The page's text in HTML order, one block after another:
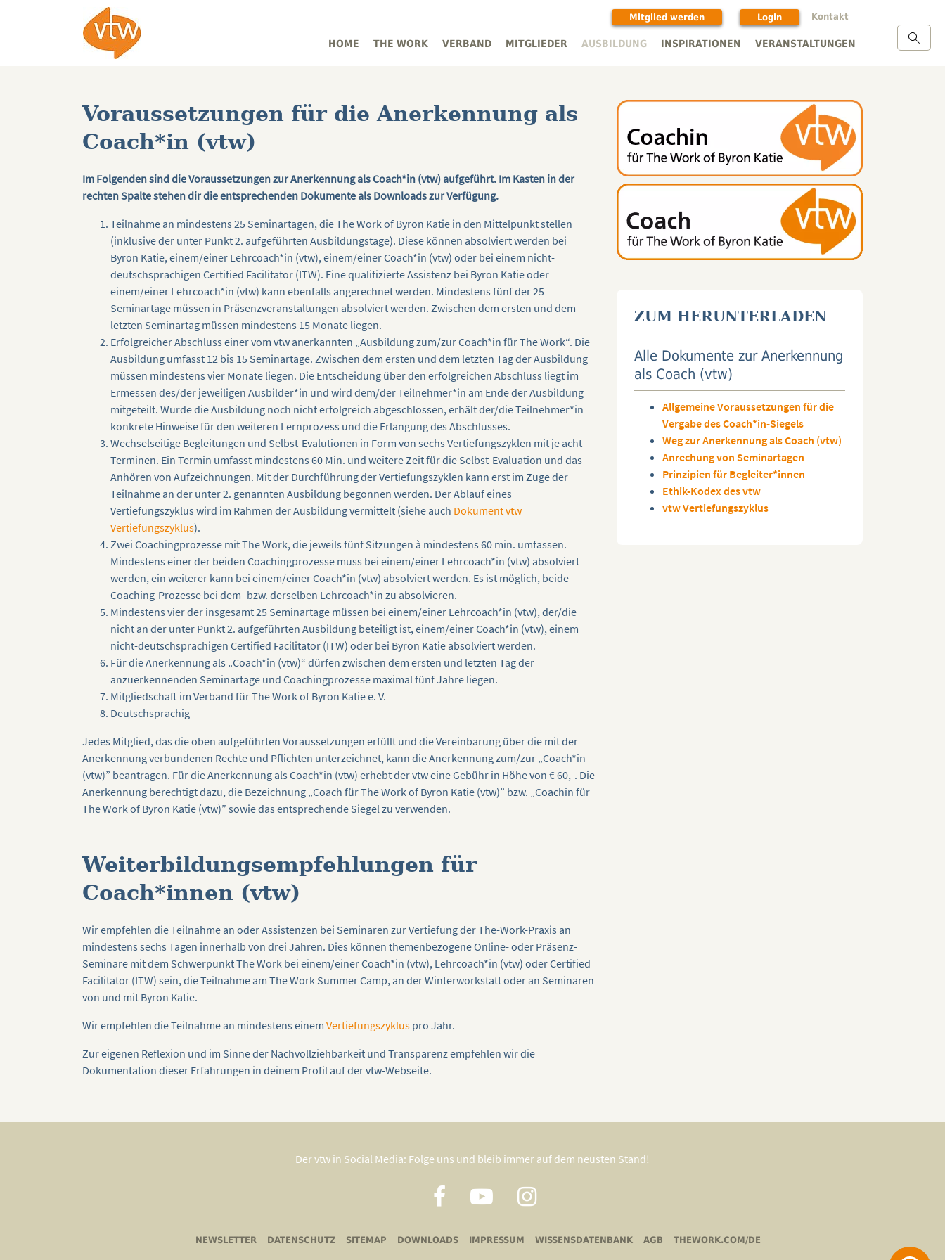
Mitglied werden Login Kontakt
HOME THE WORK VERBAND MITGLIEDER AUSBILDUNG INSPIRATIONEN VERANSTALTUNGEN
Voraussetzungen für die Anerkennung als
Coach*in (vtw)
Im Folgenden sind die Voraussetzungen zur Anerkennung als Coach*in (vtw) aufgeführt. Im Kasten in der
rechten Spalte stehen dir die entsprechenden Dokumente als Downloads zur Verfügung.
Teilnahme an mindestens 25 Seminartagen, die The Work of Byron Katie in den Mittelpunkt stellen
(inklusive der unter Punkt 2. aufgeführten Ausbildungstage). Diese können absolviert werden bei
Byron Katie, einem/einer Lehrcoach*in (vtw), einem/einer Coach*in (vtw) oder bei einem nicht-
deutschsprachigen Certified Facilitator (ITW). Eine qualifizierte Assistenz bei Byron Katie oder
einem/einer Lehrcoach*in (vtw) kann ebenfalls angerechnet werden. Mindestens fünf der 25
Seminartage müssen in Präsenzveranstaltungen absolviert werden. Zwischen dem ersten und dem
letzten Seminartag müssen mindestens 15 Monate liegen.
Erfolgreicher Abschluss einer vom vtw anerkannten „Ausbildung zum/zur Coach*in für The Work“. Die
Ausbildung umfasst 12 bis 15 Seminartage. Zwischen dem ersten und dem letzten Tag der Ausbildung
müssen mindestens vier Monate liegen. Die Entscheidung über den erfolgreichen Abschluss liegt im
Ermessen des/der jeweiligen Ausbilder*in und wird dem/der Teilnehmer*in am Ende der Ausbildung
mitgeteilt. Wurde die Ausbildung noch nicht erfolgreich abgeschlossen, erhält der/die Teilnehmer*in
konkrete Hinweise für den weiteren Lernprozess und die Erlangung des Abschlusses.
Wechselseitige Begleitungen und Selbst-Evalutionen in Form von sechs Vertiefungszyklen mit je acht
Terminen. Ein Termin umfasst mindestens 60 Min. und weitere Zeit für die Selbst-Evaluation und das
Anhören von Aufzeichnungen. Mit der Durchführung der Vertiefungszyklen kann erst im Zuge der
Teilnahme an der unter 2. genannten Ausbildung begonnen werden. Der Ablauf eines
Vertiefungszyklus wird im Rahmen der Ausbildung vermittelt (siehe auch Dokument vtw
Vertiefungszyklus).
Zwei Coachingprozesse mit The Work, die jeweils fünf Sitzungen à mindestens 60 min. umfassen.
Mindestens einer der beiden Coachingprozesse muss bei einem/einer Lehrcoach*in (vtw) absolviert
werden, ein weiterer kann bei einem/einer Coach*in (vtw) absolviert werden. Es ist möglich, beide
Coaching-Prozesse bei dem- bzw. derselben Lehrcoach*in zu absolvieren.
Mindestens vier der insgesamt 25 Seminartage müssen bei einem/einer Lehrcoach*in (vtw), der/die
nicht an der unter Punkt 2. aufgeführten Ausbildung beteiligt ist, einem/einer Coach*in (vtw), einem
nicht-deutschsprachigen Certified Facilitator (ITW) oder bei Byron Katie absolviert werden.
Für die Anerkennung als „Coach*in (vtw)“ dürfen zwischen dem ersten und letzten Tag der
anzuerkennenden Seminartage und Coachingprozesse maximal fünf Jahre liegen.
Mitgliedschaft im Verband für The Work of Byron Katie e. V.
Deutschsprachig
Jedes Mitglied, das die oben aufgeführten Voraussetzungen erfüllt und die Vereinbarung über die mit der
Anerkennung verbundenen Rechte und Pflichten unterzeichnet, kann die Anerkennung zum/zur „Coach*in
(vtw)” beantragen. Für die Anerkennung als Coach*in (vtw) erhebt der vtw eine Gebühr in Höhe von € 60,-. Die
Anerkennung berechtigt dazu, die Bezeichnung „Coach für The Work of Byron Katie (vtw)” bzw. „Coachin für
The Work of Byron Katie (vtw)” sowie das entsprechende Siegel zu verwenden.
Weiterbildungsempfehlungen für
Coach*innen (vtw)
Wir empfehlen die Teilnahme an oder Assistenzen bei Seminaren zur Vertiefung der The-Work-Praxis an
mindestens sechs Tagen innerhalb von drei Jahren. Dies können themenbezogene Online- oder Präsenz-
Seminare mit dem Schwerpunkt The Work bei einem/einer Coach*in (vtw), Lehrcoach*in (vtw) oder Certified
Facilitator (ITW) sein, die Teilnahme am The Work Summer Camp, an der Winterworkstatt oder an Seminaren
von und mit Byron Katie.
Wir empfehlen die Teilnahme an mindestens einem Vertiefungszyklus pro Jahr.
Zur eigenen Reflexion und im Sinne der Nachvollziehbarkeit und Transparenz empfehlen wir die
Dokumentation dieser Erfahrungen in deinem Profil auf der vtw-Webseite.
ZUM HERUNTERLADEN
Alle Dokumente zur Anerkennung
als Coach (vtw)
Allgemeine Voraussetzungen für die
Vergabe des Coach*in-Siegels
Weg zur Anerkennung als Coach (vtw)
Anrechung von Seminartagen
Prinzipien für Begleiter*innen
Ethik-Kodex des vtw
vtw Vertiefungszyklus
Der vtw in Social Media: Folge uns und bleib immer auf dem neusten Stand!
NEWSLETTER DATENSCHUTZ SITEMAP DOWNLOADS IMPRESSUM WISSENSDATENBANK AGB THEWORK.COM/DE